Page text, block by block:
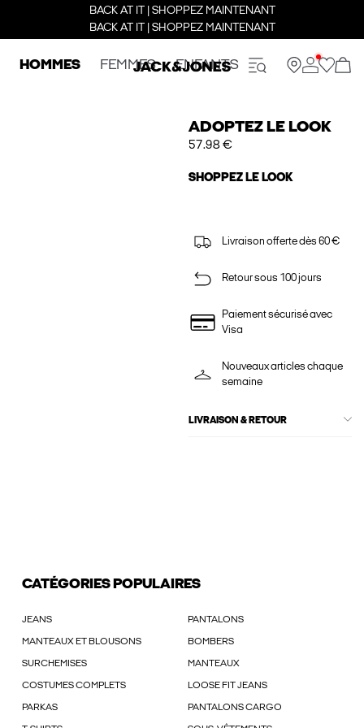
BACK AT IT | SHOPPEZ MAINTENANT
BACK AT IT | SHOPPEZ MAINTENANT
HOMMES FEMMES ENFANTS
ADOPTEZ LE LOOK
57.98 €
SHOPPEZ LE LOOK
Livraison offerte dès 60 €
Retour sous 100 jours
Paiement sécurisé avec
Visa
Nouveaux articles chaque
semaine
LIVRAISON & RETOUR
CATÉGORIES POPULAIRES
JEANS PANTALONS
MANTEAUX ET BLOUSONS BOMBERS
SURCHEMISES MANTEAUX
COSTUMES COMPLETS LOOSE FIT JEANS
PARKAS PANTALONS CARGO